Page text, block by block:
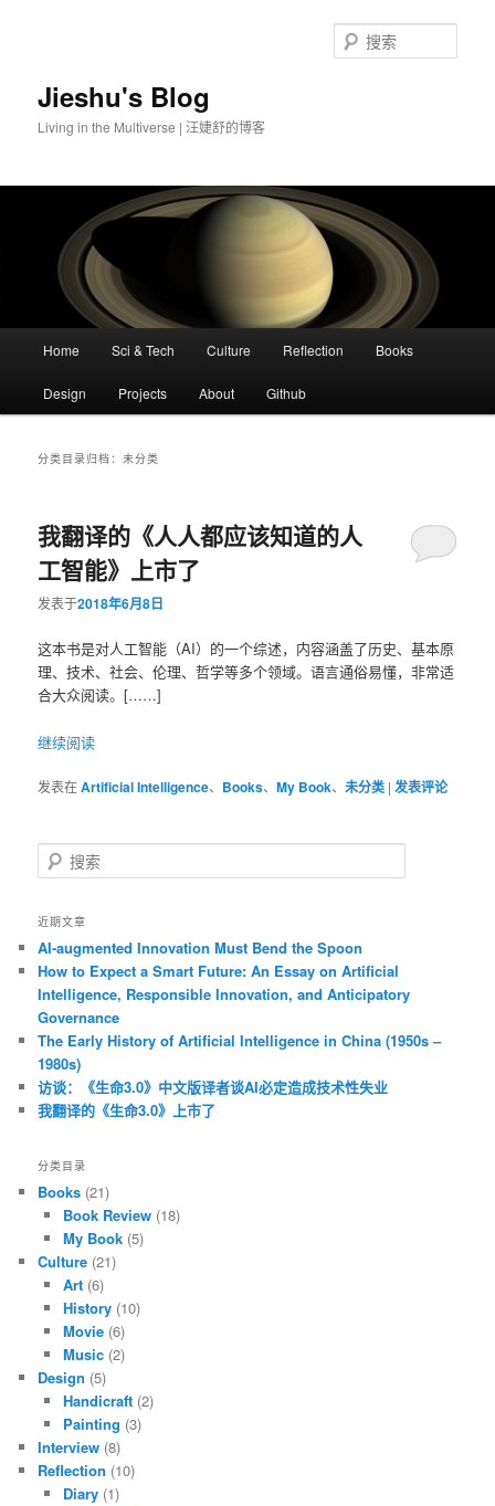
Jieshu's Blog
Living in the Multiverse | 汪婕舒的博客
索
跳
至
容
区
域
跳
至
容
区
域
Home Sci & Tech Culture Reflection Books
Design Projects About Github
分类目录归档：未分类
我翻译的《人人都应该知道的人
工智能》上市了
发表于2018年6月8日
这本书是对人工智能（AI）的一个综述，内容涵盖了历史、基本原
理、技术、社会、伦理、哲学等多个领域。语言通俗易懂，非常适
合大众阅读。[……]
继续阅读
发表在Artificial Intelligence、 Books、My Book、未分类 |发表评论
搜
索
近期文章
AI-augmented Innovation Must Bend the Spoon
How to Expect a Smart Future: An Essay on Artificial
Intelligence, Responsible Innovation, and Anticipatory
Governance
The Early History of Artificial Intelligence in China (1950s –
1980s)
访谈：《生命3.0》中文版译者谈AI必定造成技术性失业
我翻译的《生命3.0》上市了
分类目录
Books (21)
Book Review(18)
My Book(5)
Culture (21)
Art(6)
History(10)
Movie(6)
Music(2)
Design (5)
Handicraft(2)
Painting (3)
Interview (8)
Reflection (10)
Diary(1)